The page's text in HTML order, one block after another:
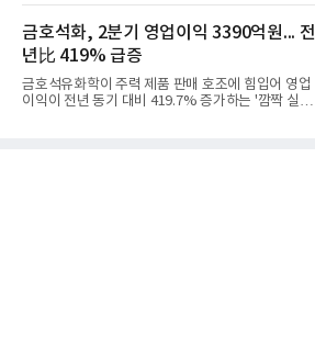
우호적인 환율 효과
라 투자에 나서는 것과 달리, 카카오는 ‘카카오톡’이
라는 플랫폼 경쟁력을 활용한 AI 에이전트 서비스에
집중하는 전략이다. 과거 무리한 사업 확장 과정에서
겪었던 시행착오를 되풀이하지 않고 핵심 역량에 집
중하겠다는 취지로 풀이된다.7일 업계에 따르면 카카
오는 올해 2분기 연결 기준 매출 2조985억원, 영업이
익 2770억원을 기록했다. 전년 동기 대비 매출과 영업
금호석화, 2분기 영업이익 3390억원... 전
년比 419% 급증
금호석유화학이 주력 제품 판매 호조에 힘입어 영업
이익이 전년 동기 대비 419.7% 증가하는 '깜짝 실